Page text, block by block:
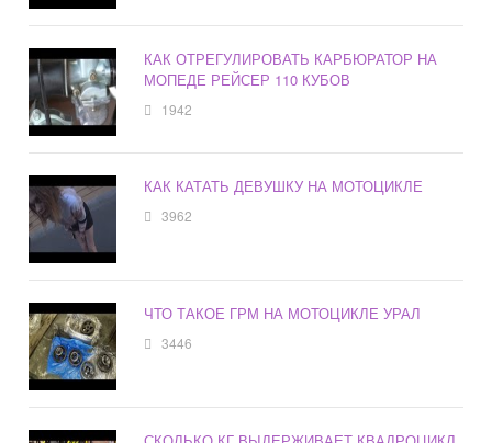
КАК ОТРЕГУЛИРОВАТЬ КАРБЮРАТОР НА
МОПЕДЕ РЕЙСЕР 110 КУБОВ
1942
КАК КАТАТЬ ДЕВУШКУ НА МОТОЦИКЛЕ
3962
ЧТО ТАКОЕ ГРМ НА МОТОЦИКЛЕ УРАЛ
3446